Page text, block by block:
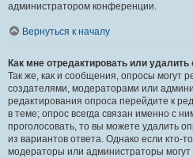
администратором конференции.
Вернуться к началу
Как мне отредактировать или удалить
Так же, как и сообщения, опросы могут
создателями, модераторами или
редактирования опроса перейдите к
в теме; опрос всегда связан именно с
проголосовать, то вы можете удалить
из вариантов ответа. Однако если кто-
модераторы или администраторы могут